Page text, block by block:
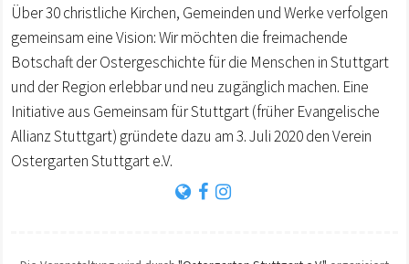
Über 30 christliche Kirchen, Gemeinden und Werke verfolgen
gemeinsam eine Vision: Wir möchten die freimachende
Botschaft der Ostergeschichte für die Menschen in Stuttgart
und der Region erlebbar und neu zugänglich machen. Eine
Initiative aus Gemeinsam für Stuttgart (früher Evangelische
Allianz Stuttgart) gründete dazu am 3. Juli 2020 den Verein
Ostergarten Stuttgart e.V.